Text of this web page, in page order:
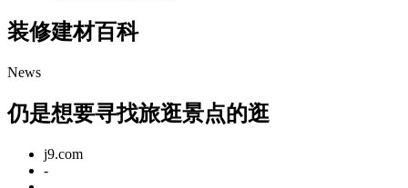
装修建材百科
News
仍是想要寻找旅逛景点的逛
j9.com
-